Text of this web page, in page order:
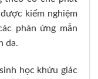
kiểm nghiệm
phản ứng mẫn
da.
học khứu giác